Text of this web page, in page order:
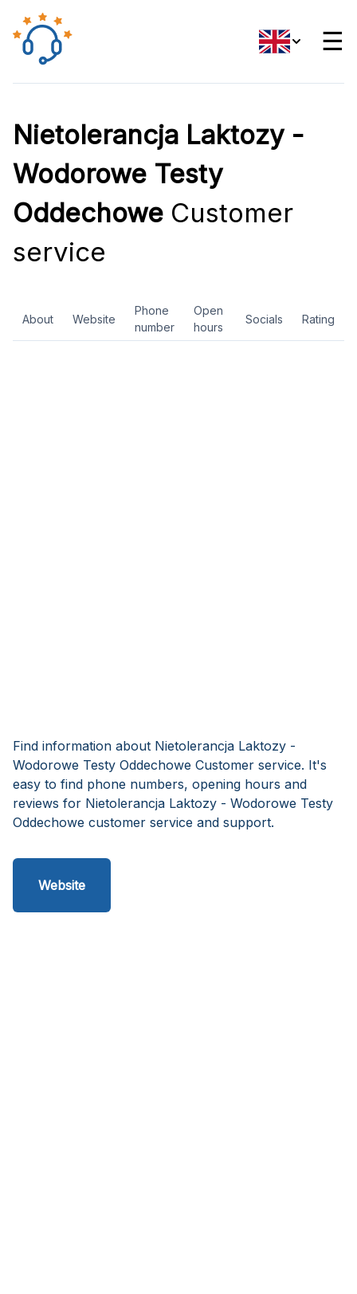
☰
Nietolerancja Laktozy -
Wodorowe Testy
Oddechowe Customer
service
About Website
Phone
number
Open
hours
Socials Rating
Find information about Nietolerancja Laktozy -
Wodorowe Testy Oddechowe Customer service. It's
easy to find phone numbers, opening hours and
reviews for Nietolerancja Laktozy - Wodorowe Testy
Oddechowe customer service and support.
Website